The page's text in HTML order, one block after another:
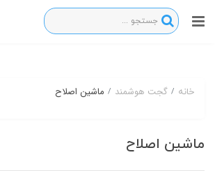
خانه گجت هوشمند ماشین اصلاح
ماشین اصلاح